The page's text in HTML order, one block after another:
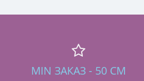
MIN ЗАКАЗ - 50 СМ